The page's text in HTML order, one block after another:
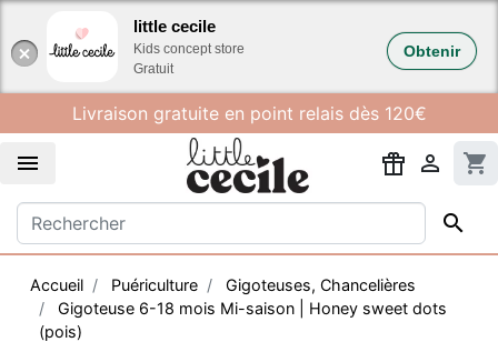
little cecile
Kids concept store
Gratuit
Obtenir
Livraison gratuite en point relais dès 120€
  shopping_cart

Accueil Puériculture
Gigoteuses, Chancelières
Gigoteuse 6-18 mois Mi-saison | Honey sweet dots
(pois)